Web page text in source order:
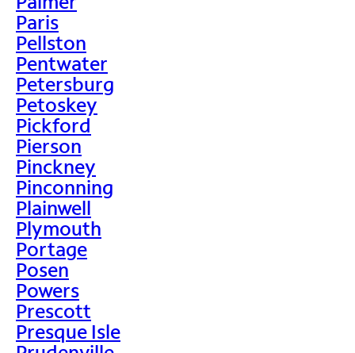
Paris
Pellston
Pentwater
Petersburg
Petoskey
Pickford
Pierson
Pinckney
Pinconning
Plainwell
Plymouth
Portage
Posen
Powers
Prescott
Presque Isle